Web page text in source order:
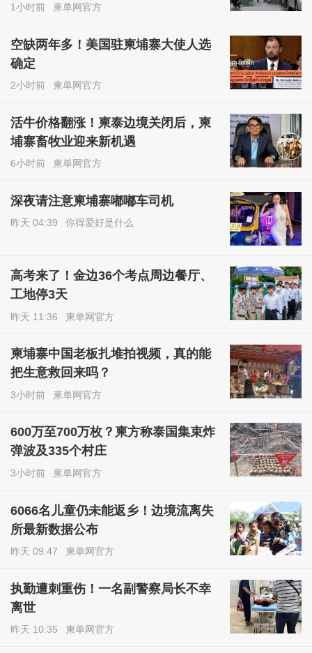
1小时前 柬单网官方
空缺两年多！美国驻柬埔寨大使人选
确定
2小时前 柬单网官方
活牛价格翻涨！柬泰边境关闭后，柬
埔寨畜牧业迎来新机遇
6小时前 柬单网官方
深夜请注意柬埔寨嘟嘟车司机
昨天 04:39 你得爱好是什么
高考来了！金边36个考点周边餐厅、
工地停3天
昨天 11:36 柬单网官方
柬埔寨中国老板扎堆拍视频，真的能
把生意救回来吗？
3小时前 柬单网官方
600万至700万枚？柬方称泰国集束炸
弹波及335个村庄
3小时前 柬单网官方
6066名儿童仍未能返乡！边境流离失
所最新数据公布
昨天 09:47 柬单网官方
执勤遭刺重伤！一名副警察局长不幸
离世
昨天 10:35 柬单网官方